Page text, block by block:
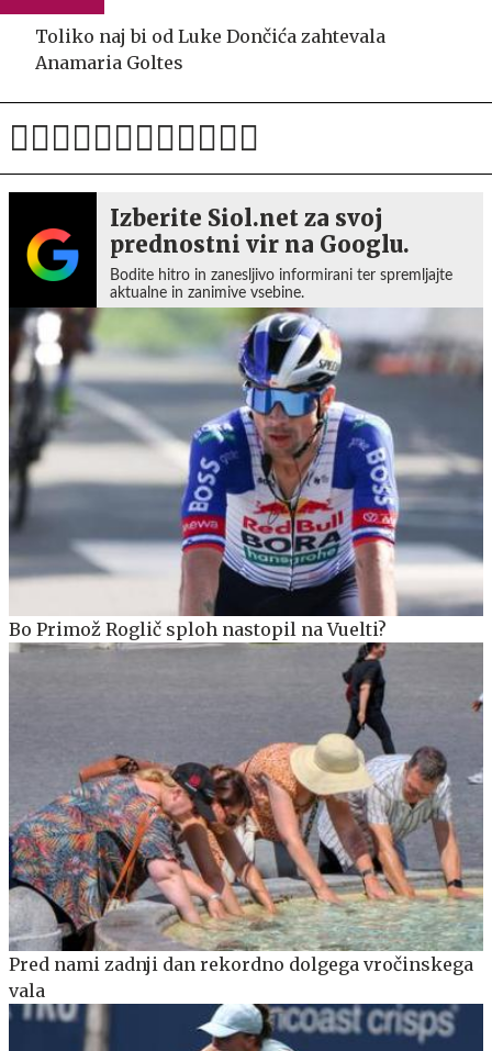
Toliko naj bi od Luke Dončića zahtevala
Anamaria Goltes
Izberite Siol.net za svoj
prednostni vir na Googlu.
Bodite hitro in zanesljivo informirani ter spremljajte
aktualne in zanimive vsebine.
Bo Primož Roglič sploh nastopil na Vuelti?
Pred nami zadnji dan rekordno dolgega vročinskega
vala